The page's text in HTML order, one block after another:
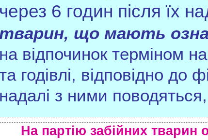
через 6 годин після їх
тварин, що мають
на відпочинок терміном на
годівлі, відповідно до
надалі з ними
На партію забійних